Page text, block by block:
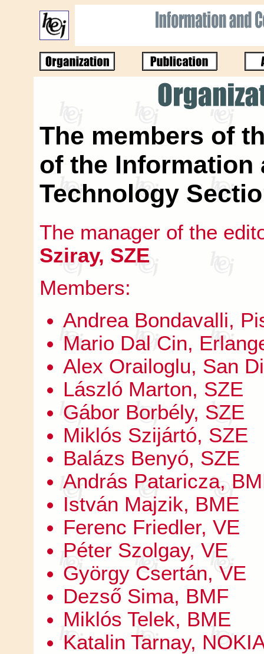
The members of
of the Information
Technology
The manager of the
Sziray, SZE
Members:
Andrea Bondavalli,
Mario Dal Cin,
Alex Orailoglu, San
László Marton, SZE
Gábor Borbély, SZE
Miklós Szijártó, SZE
Balázs Benyó, SZE
András Pataricza,
István Majzik, BME
Ferenc Friedler, VE
Péter Szolgay, VE
György Csertán, VE
Dezső Sima, BMF
Miklós Telek, BME
Katalin Tarnay,